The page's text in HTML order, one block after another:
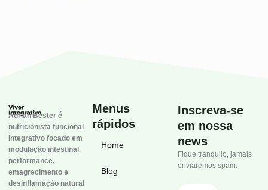
Adrian Bester é
nutricionista funcional
integrativo focado em
modulação intestinal,
performance,
emagrecimento e
desinflamação natural
Menus
rápidos
Home
Blog
Inscreva-se
em nossa
news
Fique tranquilo, jamais
enviaremos spam.